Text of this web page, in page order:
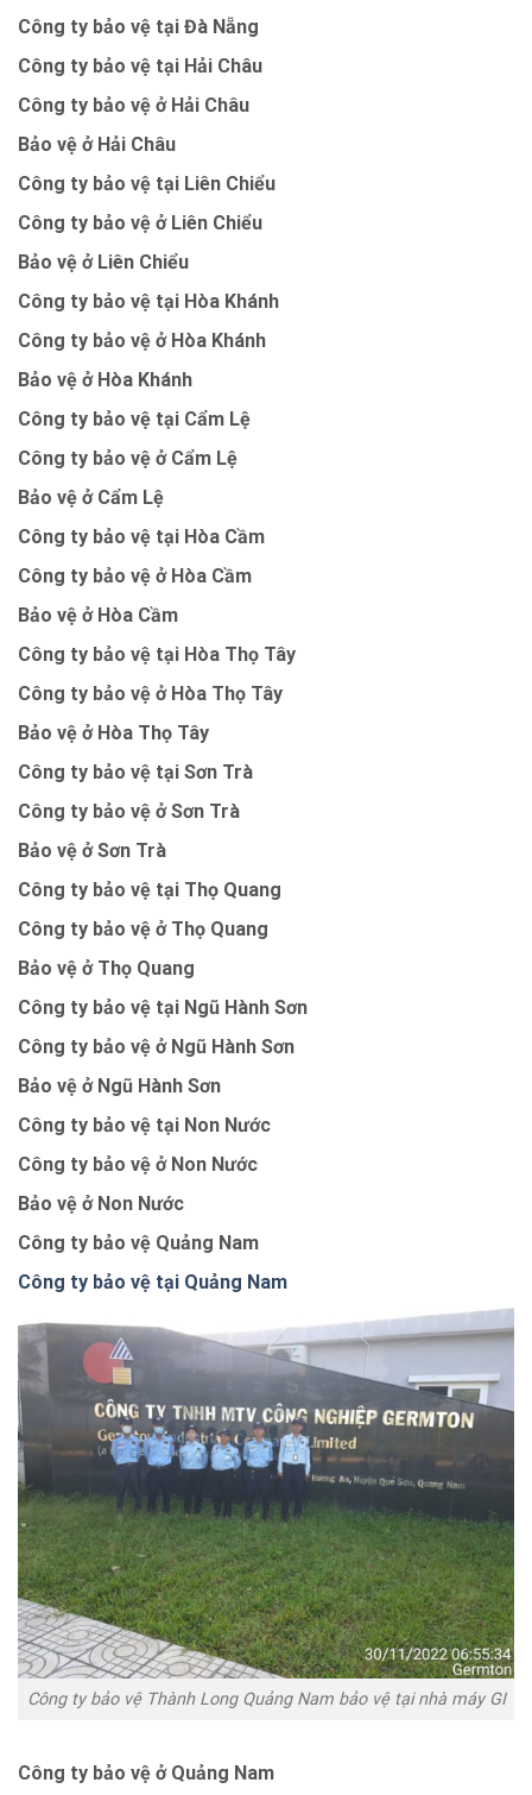
Công ty bảo vệ tại Đà Nẵng
Công ty bảo vệ tại Hải Châu
Công ty bảo vệ ở Hải Châu
Bảo vệ ở Hải Châu
Công ty bảo vệ tại Liên Chiểu
Công ty bảo vệ ở Liên Chiểu
Bảo vệ ở Liên Chiểu
Công ty bảo vệ tại Hòa Khánh
Công ty bảo vệ ở Hòa Khánh
Bảo vệ ở Hòa Khánh
Công ty bảo vệ tại Cẩm Lệ
Công ty bảo vệ ở Cẩm Lệ
Bảo vệ ở Cẩm Lệ
Công ty bảo vệ tại Hòa Cầm
Công ty bảo vệ ở Hòa Cầm
Bảo vệ ở Hòa Cầm
Công ty bảo vệ tại Hòa Thọ Tây
Công ty bảo vệ ở Hòa Thọ Tây
Bảo vệ ở Hòa Thọ Tây
Công ty bảo vệ tại Sơn Trà
Công ty bảo vệ ở Sơn Trà
Bảo vệ ở Sơn Trà
Công ty bảo vệ tại Thọ Quang
Công ty bảo vệ ở Thọ Quang
Bảo vệ ở Thọ Quang
Công ty bảo vệ tại Ngũ Hành Sơn
Công ty bảo vệ ở Ngũ Hành Sơn
Bảo vệ ở Ngũ Hành Sơn
Công ty bảo vệ tại Non Nước
Công ty bảo vệ ở Non Nước
Bảo vệ ở Non Nước
Công ty bảo vệ Quảng Nam
Công ty bảo vệ tại Quảng Nam
Công ty bảo vệ Thành Long Quảng Nam bảo vệ tại nhà máy GI
Công ty bảo vệ ở Quảng Nam